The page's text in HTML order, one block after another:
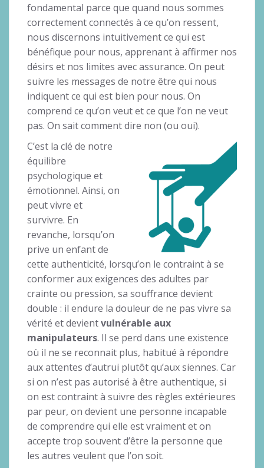
fondamental parce que quand nous sommes
correctement connectés à ce qu’on ressent,
nous discernons intuitivement ce qui est
bénéfique pour nous, apprenant à affirmer nos
désirs et nos limites avec assurance. On peut
suivre les messages de notre être qui nous
indiquent ce qui est bien pour nous. On
comprend ce qu’on veut et ce que l’on ne veut
pas. On sait comment dire non (ou oui).
C’est la clé de notre
équilibre
psychologique et
émotionnel. Ainsi, on
peut vivre et
survivre. En
revanche, lorsqu’on
prive un enfant de
cette authenticité, lorsqu’on le contraint à se
conformer aux exigences des adultes par
crainte ou pression, sa souffrance devient
double : il endure la douleur de ne pas vivre sa
vérité et devientvulnérable aux
manipulateurs. Il se perd dans une existence
où il ne se reconnait plus, habitué à répondre
aux attentes d’autrui plutôt qu’aux siennes. Car
si on n’est pas autorisé à être authentique, si
on est contraint à suivre des règles extérieures
par peur, on devient une personne incapable
de comprendre qui elle est vraiment et on
accepte trop souvent d’être la personne que
les autres veulent que l’on soit.